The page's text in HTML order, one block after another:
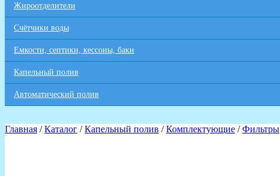
Жироотделители
Счётчики воды
Емкости, септики, кессоны, баки
Капельный полив
Автоматический полив
Главная /Каталог /Капельный полив /Комплектующие /Фильтры